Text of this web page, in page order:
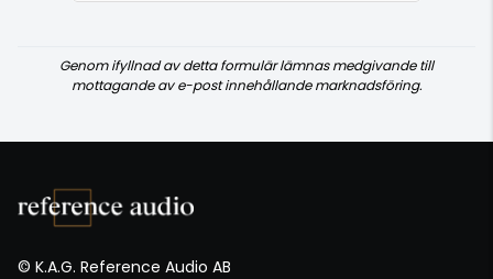
Genom ifyllnad av detta formulär lämnas medgivande till
mottagande av e-post innehållande marknadsföring.
© K.A.G. Reference Audio AB